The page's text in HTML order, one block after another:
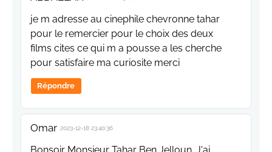
je m adresse au cinephile chevronne tahar
pour le remercier pour le choix des deux
films cites ce qui m a pousse a les cherche
pour satisfaire ma curiosite merci
Répondre
Omar 2023-12-18 23:40:36